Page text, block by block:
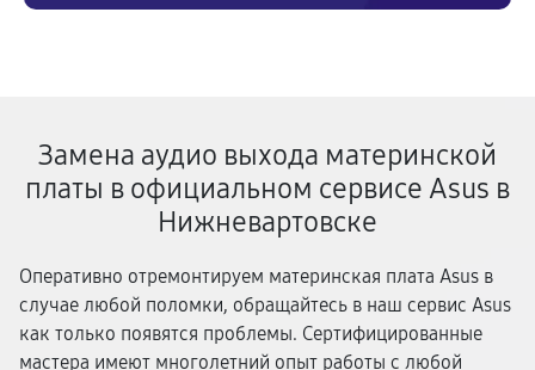
Замена аудио выхода материнской
платы в официальном сервисе Asus в
Нижневартовске
Оперативно отремонтируем материнская плата Asus в
случае любой поломки, обращайтесь в наш сервис Asus
как только появятся проблемы. Сертифицированные
мастера имеют многолетний опыт работы с любой